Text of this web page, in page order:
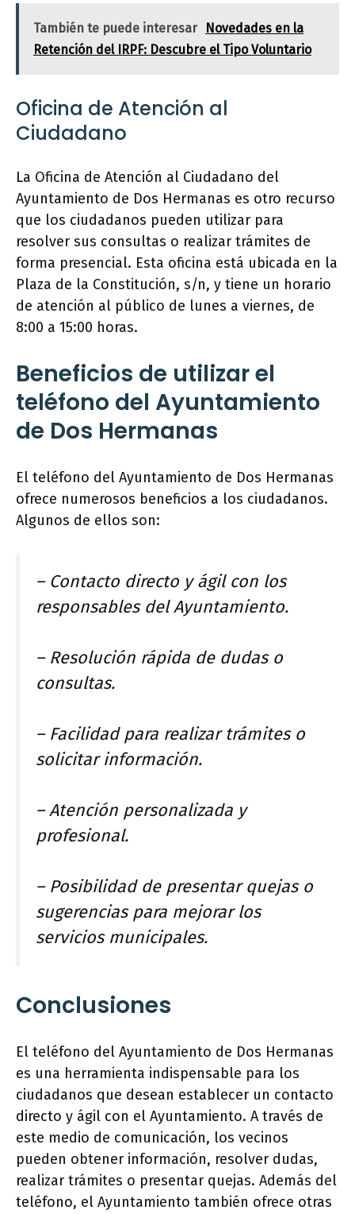
También te puede interesar
Novedades en la
Retención del IRPF: Descubre el Tipo Voluntario
Oficina de Atención al
Ciudadano
La Oficina de Atención al Ciudadano del
Ayuntamiento de Dos Hermanas es otro recurso
que los ciudadanos pueden utilizar para
resolver sus consultas o realizar trámites de
forma presencial. Esta oficina está ubicada en la
Plaza de la Constitución, s/n, y tiene un horario
de atención al público de lunes a viernes, de
8:00 a 15:00 horas.
Beneficios de utilizar el
teléfono del Ayuntamiento
de Dos Hermanas
El teléfono del Ayuntamiento de Dos Hermanas
ofrece numerosos beneficios a los ciudadanos.
Algunos de ellos son:
– Contacto directo y ágil con los
responsables del Ayuntamiento.
– Resolución rápida de dudas o
consultas.
– Facilidad para realizar trámites o
solicitar información.
– Atención personalizada y
profesional.
– Posibilidad de presentar quejas o
sugerencias para mejorar los
servicios municipales.
Conclusiones
El teléfono del Ayuntamiento de Dos Hermanas
es una herramienta indispensable para los
ciudadanos que desean establecer un contacto
directo y ágil con el Ayuntamiento. A través de
este medio de comunicación, los vecinos
pueden obtener información, resolver dudas,
realizar trámites o presentar quejas. Además del
teléfono, el Ayuntamiento también ofrece otras